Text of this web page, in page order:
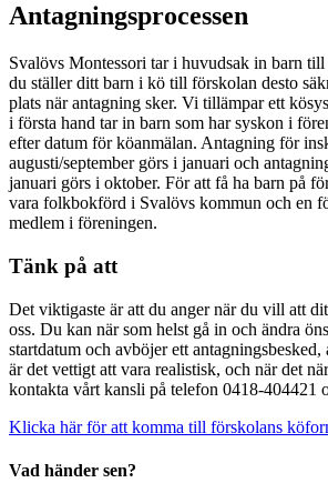
Antagningsprocessen
Svalövs Montessori tar i huvudsak in barn
du ställer ditt barn i kö till förskolan desto
plats när antagning sker. Vi tillämpar ett
i första hand tar in barn som har syskon i
efter datum för köanmälan. Antagning för
augusti/september görs i januari och
januari görs i oktober. För att få ha barn på
vara folkbokförd i Svalövs kommun och en
medlem i föreningen.
Tänk på att
Det viktigaste är att du anger när du vill att
oss. Du kan när som helst gå in och ändra
startdatum och avböjer ett
är det vettigt att vara realistisk, och när det
kontakta vårt kansli på telefon 0418-404421
Klicka här för att komma till förskolans
Vad händer sen?